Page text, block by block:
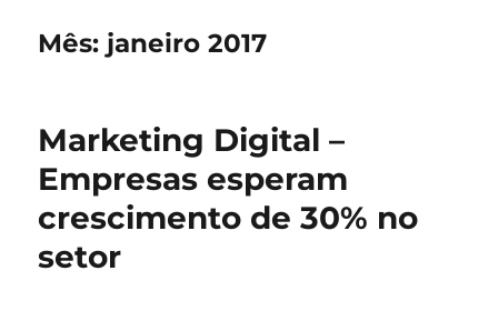
Mês: janeiro 2017
Marketing Digital –
Empresas esperam
crescimento de 30% no
setor